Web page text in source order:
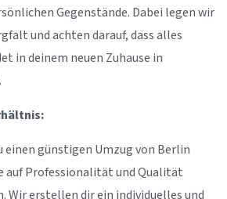
Gegenstände. Dabei legen wir
und achten darauf, dass alles
in deinem neuen Zuhause in
einen günstigen Umzug von Berlin
auf Professionalität und Qualität
Wir erstellen dir ein individuelles und